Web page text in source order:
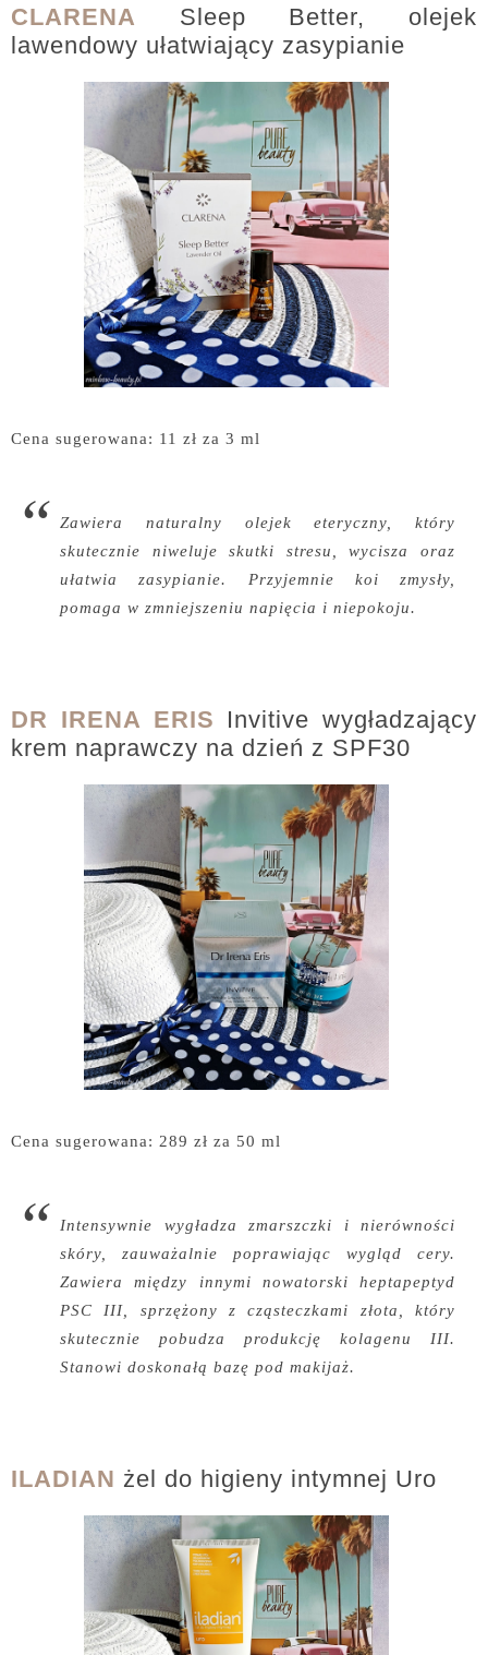
CLARENA Sleep Better, olejek
lawendowy ułatwiający zasypianie
Cena sugerowana: 11 zł za 3 ml
Zawiera naturalny olejek eteryczny, który
skutecznie niweluje skutki stresu, wycisza oraz
ułatwia zasypianie. Przyjemnie koi zmysły,
pomaga w zmniejszeniu napięcia i niepokoju.
DR IRENA ERIS Invitive wygładzający
krem naprawczy na dzień z SPF30
Cena sugerowana: 289 zł za 50 ml
Intensywnie wygładza zmarszczki i nierówności
skóry, zauważalnie poprawiając wygląd cery.
Zawiera między innymi nowatorski heptapeptyd
PSC III, sprzężony z cząsteczkami złota, który
skutecznie pobudza produkcję kolagenu III.
Stanowi doskonałą bazę pod makijaż.
ILADIAN żel do higieny intymnej Uro